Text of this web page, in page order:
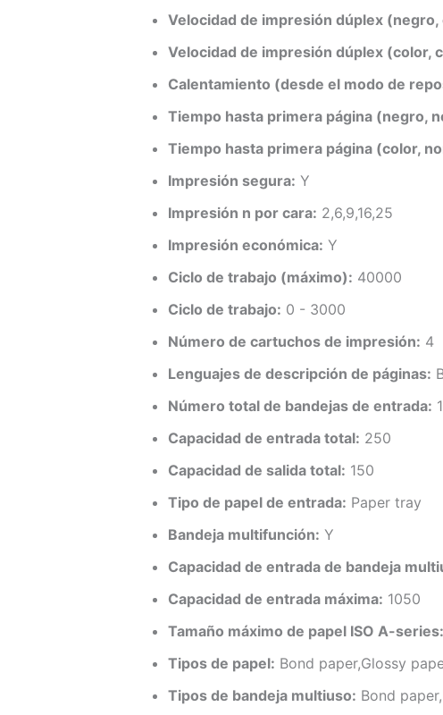
Velocidad de impresión dúplex
Velocidad de impresión dúplex (color,
Calentamiento (desde el modo de
Tiempo hasta primera página (negro,
Tiempo hasta primera página (color,
Impresión segura: Y
Impresión n por cara: 2,6,9,16,25
Impresión económica: Y
Ciclo de trabajo (máximo): 40000
Ciclo de trabajo: 0 - 3000
Número de cartuchos de impresión: 4
Lenguajes de descripción de páginas:
Número total de bandejas de entrada: 1
Capacidad de entrada total: 250
Capacidad de salida total: 150
Tipo de papel de entrada: Paper tray
Bandeja multifunción: Y
Capacidad de entrada de bandeja
Capacidad de entrada máxima: 1050
Tamaño máximo de papel ISO A-series:
Tipos de papel: Bond paper,Glossy
Tipos de bandeja multiuso: Bond